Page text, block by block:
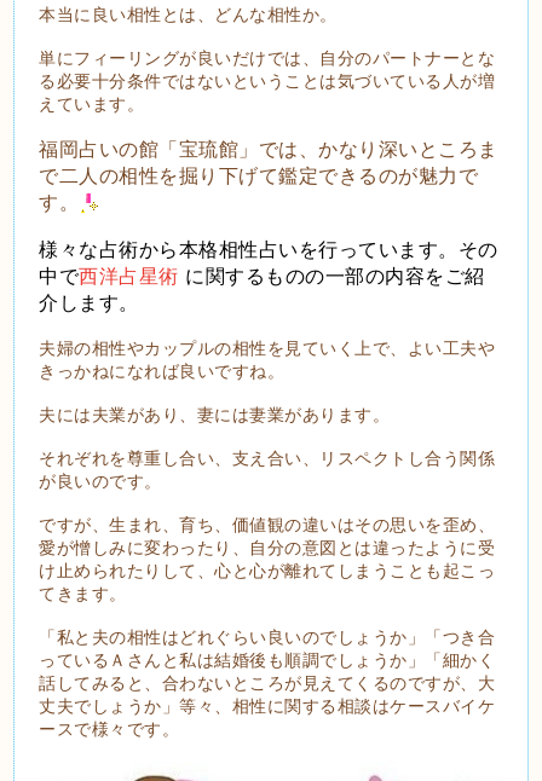
本当に良い相性とは、どんな相性か。
単にフィーリングが良いだけでは、自分のパートナーとな
る必要十分条件ではないということは気づいている人が増
えています。
福岡占いの館「宝琉館」では、かなり深いところま
で二人の相性を掘り下げて鑑定できるのが魅力で
す。
様々な占術から本格相性占いを行っています。その
中で西洋占星術 に関するものの一部の内容をご紹
介します。
夫婦の相性やカップルの相性を見ていく上で、よい工夫や
きっかねになれば良いですね。
夫には夫業があり、妻には妻業があります。
それぞれを尊重し合い、支え合い、リスペクトし合う関係
が良いのです。
ですが、生まれ、育ち、価値観の違いはその思いを歪め、
愛が憎しみに変わったり、自分の意図とは違ったように受
け止められたりして、心と心が離れてしまうことも起こっ
てきます。
「私と夫の相性はどれぐらい良いのでしょうか」「つき合
っているＡさんと私は結婚後も順調でしょうか」「細かく
話してみると、合わないところが見えてくるのですが、大
丈夫でしょうか」等々、相性に関する相談はケースバイケ
ースで様々です。